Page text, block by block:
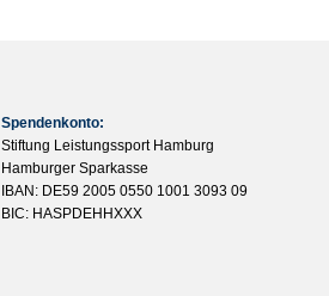
Spendenkonto:
Stiftung Leistungssport Hamburg
Hamburger Sparkasse
IBAN: DE59 2005 0550 1001 3093 09
BIC: HASPDEHHXXX